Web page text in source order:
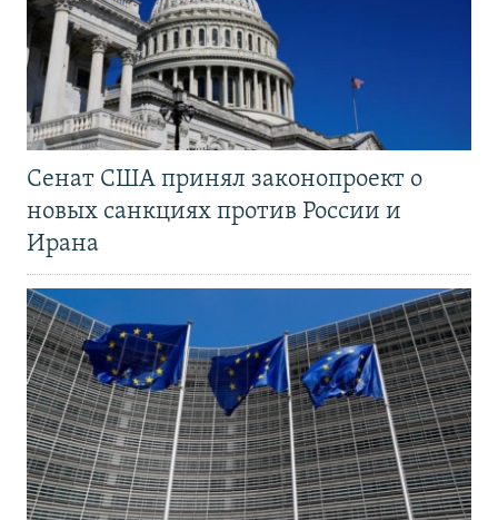
Сенат США принял законопроект о
новых санкциях против России и
Ирана